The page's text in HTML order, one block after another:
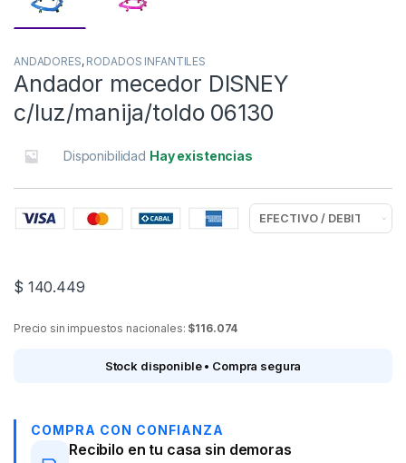
ANDADORES, RODADOS INFANTILES
Andador mecedor DISNEY
c/luz/manija/toldo 06130
Disponibilidad Hay existencias
$ 140.449
Precio sin impuestos nacionales: $116.074
Stock disponible • Compra segura
COMPRA CON CONFIANZA
Recibilo en tu casa sin demoras